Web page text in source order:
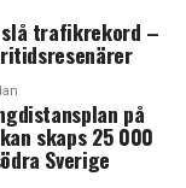
och
bästa sätt.
underlätta för
Trafikverket i
sätt öka
och i Skåne,
trafikrekord –
på
skaps 25 000
Sverige